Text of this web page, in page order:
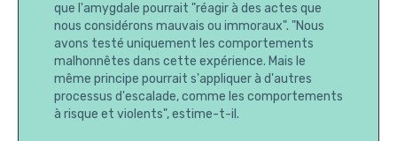
que l'amygdale pourrait "réagir à des actes que
nous considérons mauvais ou immoraux". "Nous
avons testé uniquement les comportements
malhonnêtes dans cette expérience. Mais le
même principe pourrait s'appliquer à d'autres
processus d'escalade, comme les comportements
à risque et violents", estime-t-il.